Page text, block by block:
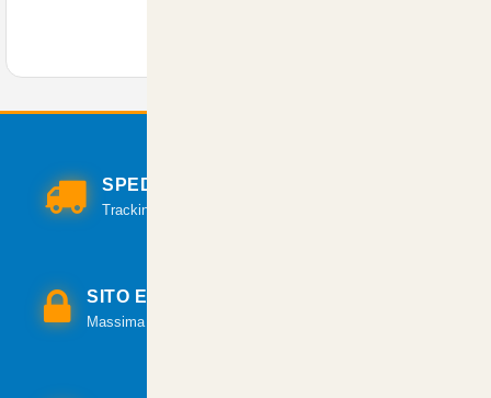
SPEDIZIONI VELOCI
Tracking per il monitoraggio della spedizione.
SITO E PAGAMENTI SICURI
Massima sicurezza per tutte le modalità di pagamento.